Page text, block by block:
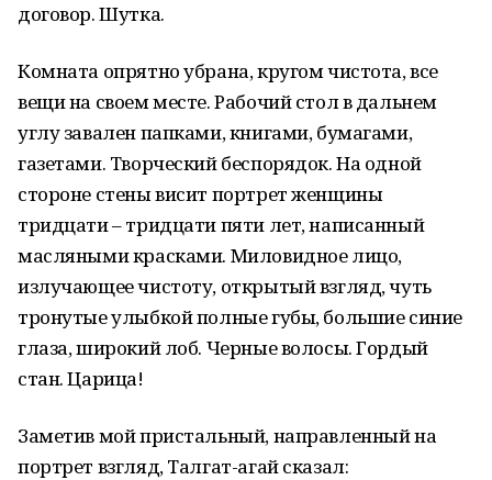
договор. Шутка.
Комната опрятно убрана, кругом чистота, все
вещи на своем месте. Рабочий стол в дальнем
углу завален папками, книгами, бумагами,
газетами. Творческий беспорядок. На одной
стороне стены висит портрет женщины
тридцати – тридцати пяти лет, написанный
масляными красками. Миловидное лицо,
излучающее чистоту, открытый взгляд, чуть
тронутые улыбкой полные губы, большие синие
глаза, широкий лоб. Черные волосы. Гордый
стан. Царица!
Заметив мой пристальный, направленный на
портрет взгляд, Талгат-агай сказал: